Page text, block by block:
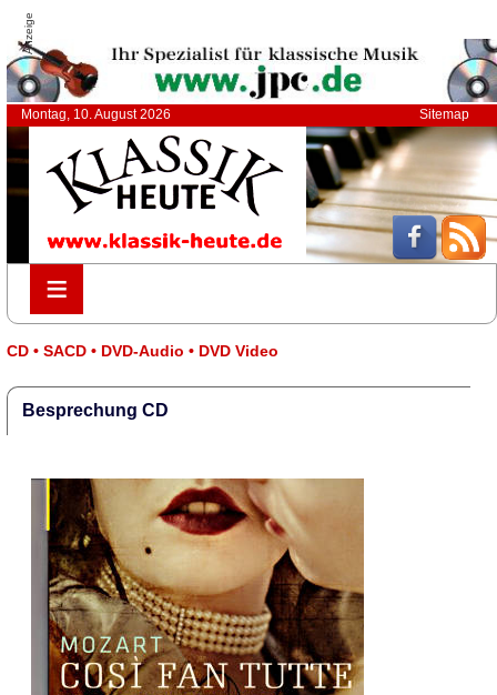
Anzeige
Montag, 10. August 2026 Sitemap
≡
≡
CD • SACD • DVD-Audio • DVD Video
Besprechung CD